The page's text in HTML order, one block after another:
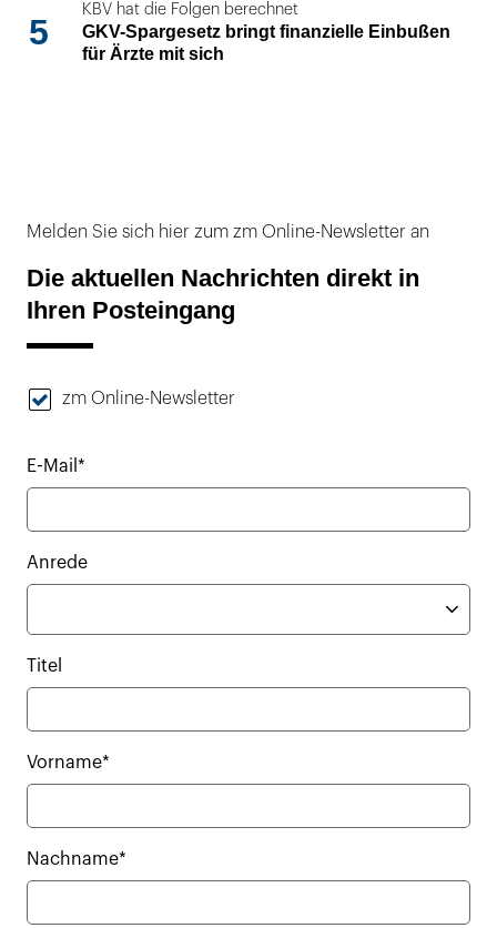
5
KBV hat die Folgen berechnet
GKV-Spargesetz bringt finanzielle Einbußen
für Ärzte mit sich
Melden Sie sich hier zum zm Online-Newsletter an
Die aktuellen Nachrichten direkt in
Ihren Posteingang
zm Online-Newsletter
E-Mail*
Anrede
Titel
Vorname*
Nachname*